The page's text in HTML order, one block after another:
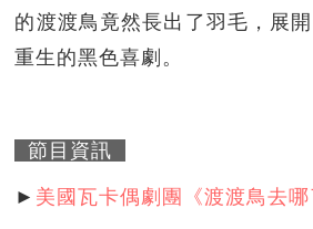
的渡渡鳥竟然長出了羽毛，展
重生的黑色喜劇。
節目資訊
► 美國瓦卡偶劇團《渡渡鳥去哪